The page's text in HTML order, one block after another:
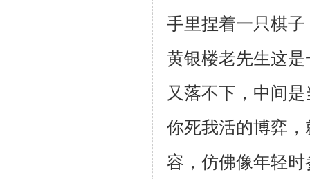
手里捏着一只棋
黄银楼老先生这
又落不下，中间
你死我活的博弈
容，仿佛像年轻